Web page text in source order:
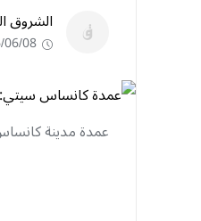
الشروق
08
عمدة مدينة